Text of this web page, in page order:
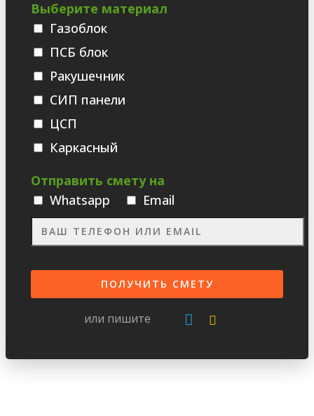
Выберите материал
Газоблок
ПСБ блок
Ракушечник
СИП панели
ЦСП
Каркасный
Отправить смету на
Whatsаpp
Email
или пишите